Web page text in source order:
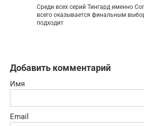
Среди всех серий Тингард именно
всего оказывается финальным
подходит
Добавить комментарий
Имя
Email